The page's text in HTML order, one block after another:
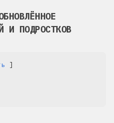
И ПОДРОСТКОВ